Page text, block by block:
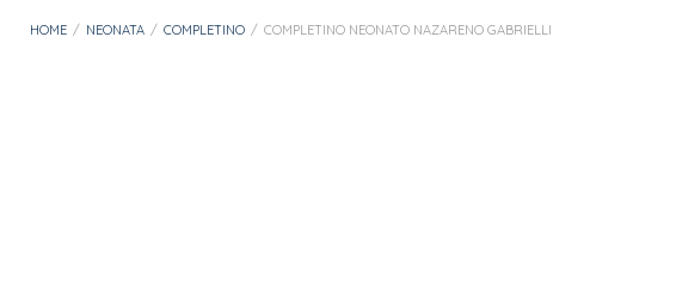
HOME / NEONATA / COMPLETINO / COMPLETINO NEONATO NAZARENO GABRIELLI